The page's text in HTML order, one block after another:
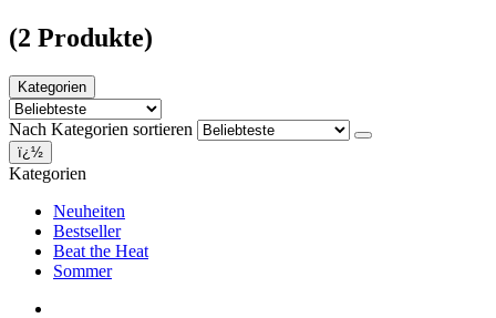
(2 Produkte)
Kategorien
Nach Kategorien sortieren
ï¿½
Kategorien
Neuheiten
Bestseller
Beat the Heat
Sommer